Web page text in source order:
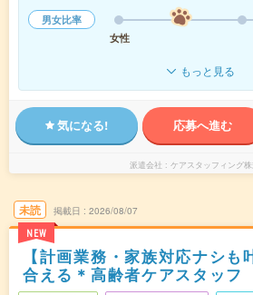
男女比率
女性
もっと見る
気になる! 応募へ進む
派遣会社 ケアスタッフィング株
未読
NEW
掲載日 2026/08/07
【計画業務・家族対応ナシも
合える＊高齢者ケアスタッフ